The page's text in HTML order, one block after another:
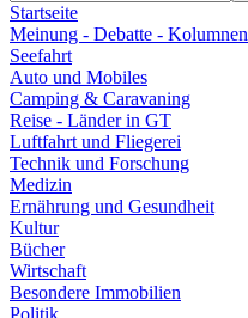
Startseite
Meinung - Debatte - Kolumnen
Seefahrt
Auto und Mobiles
Camping & Caravaning
Reise - Länder in GT
Luftfahrt und Fliegerei
Technik und Forschung
Medizin
Ernährung und Gesundheit
Kultur
Bücher
Wirtschaft
Besondere Immobilien
Politik